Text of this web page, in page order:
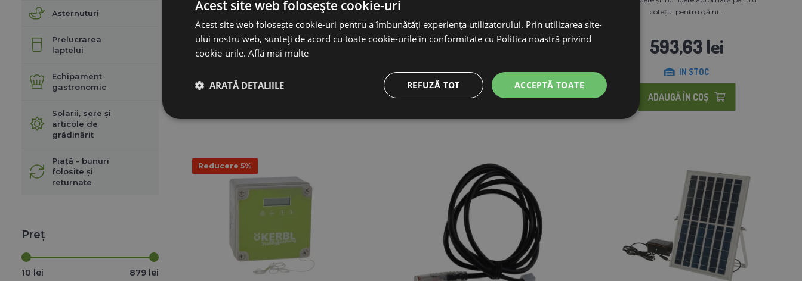
Așternuturi
Prelucrarea
laptelui
Echipament
gastronomic
Solarii, sere și
articole de
grădinărit
Piață - bunuri
folosite și
returnate
Preț
10 lei 879 lei
KERBL DUO PRO ...
857,62 lei
771,98 lei
958,32 lei
878,46 lei
IN STOC
ADAUGĂ ÎN COŞ
cotețul pentru găini...
593,63 lei
IN STOC
ADAUGĂ ÎN COŞ
Reducere 5%
Acest site web folosește cookie-uri
Acest site web folosește cookie-uri pentru a îmbunătăți experiența utilizatorului. Prin utilizarea site-
ului nostru web, sunteți de acord cu toate cookie-urile în conformitate cu Politica noastră privind
cookie-urile. Află mai multe
ACCEPTĂ TOATE
REFUZĂ TOT
ARATĂ DETALIILE